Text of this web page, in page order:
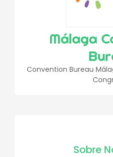
Málaga
Convention Bureau
Sobre